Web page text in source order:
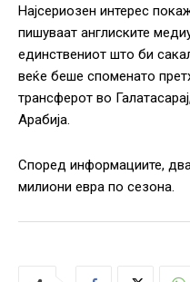
Најсериозен интерес
пишуваат англиските
единствениот што би
веќе беше споменато
трансферот во
Арабија.
Според информациите,
милиони евра по сезона.